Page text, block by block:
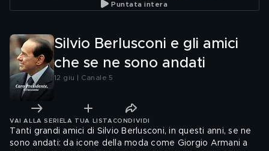
Puntata intera
Silvio Berlusconi e gli amici
che se ne sono andati
12 giu | Canale 5
VAI ALLA SERIE LA TUA LISTA CONDIVIDI
Tanti grandi amici di Silvio Berlusconi, in questi anni, se ne
sono andati: da icone della moda come Giorgio Armani a